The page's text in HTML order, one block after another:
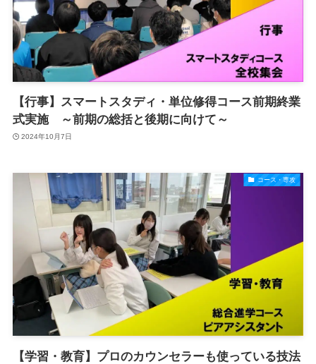
【行事】スマートスタディ・単位修得コース前期終業
式実施 ～前期の総括と後期に向けて～
2024年10月7日
コース・専攻
【学習・教育】プロのカウンセラーも使っている技法